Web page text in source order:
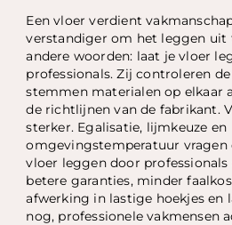
Een vloer verdient
verstandiger om het leggen uit
andere woorden: laat je vloer
professionals. Zij controleren
stemmen materialen op elkaar
de richtlijnen van de fabrikant.
sterker. Egalisatie, lijmkeuze en
omgevingstemperatuur vragen
vloer leggen door
betere garanties, minder
afwerking in lastige hoekjes en
nog, professionele vakmensen